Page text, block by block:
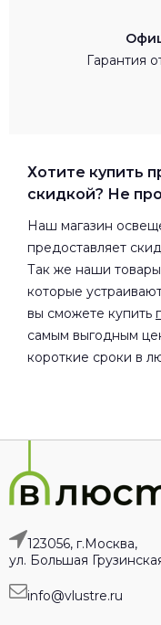
Гарантия
Хотите купить
скидкой? Не
Наш магазин
предоставляет
Так же наши
которые
вы сможете купить
самым выгодным
короткие сроки в
123056, г.Москва,
ул. Большая
info@vlustre.ru